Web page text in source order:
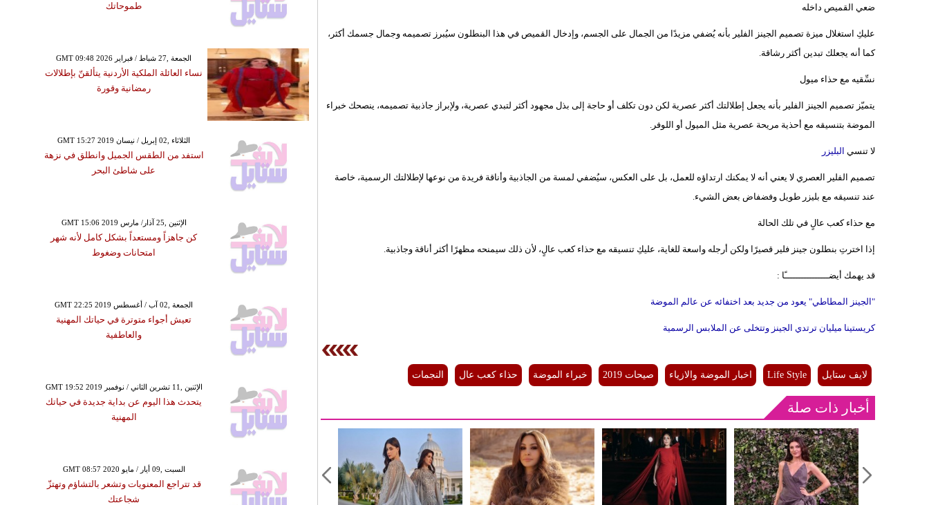
ضعي القميص داخله
عليكِ استغلال ميزة تصميم الجينز الفلير بأنه يُضفي مزيدًا من الجمال على الجسم، وإدخال القميص في هذا البنطلون سيُبرز تصميمه وجمال جسمك أكثر،
كما أنه يجعلك تبدين أكثر رشاقة.
نسِّقيه مع حذاء ميول
يتميّز تصميم الجينز الفلير بأنه يجعل إطلالتك أكثر عصرية لكن دون تكلف أو حاجة إلى بذل مجهود أكثر لتبدي عصرية، ولإبراز جاذبية تصميمه، ينصحك خبراء
الموضة بتنسيقه مع أحذية مريحة عصرية مثل الميول أو اللوفر.
لا تنسي البليزر
تصميم الفلير العصري لا يعني أنه لا يمكنك ارتداؤه للعمل، بل على العكس، سيُضفي لمسة من الجاذبية وأناقة فريدة من نوعها لإطلالتك الرسمية، خاصة
عند تنسيقه مع بليزر طويل وفضفاض بعض الشيء.
مع حذاء كعب عالٍ في تلك الحالة
إذا اخترتِ بنطلون جينز فلير قصيرًا ولكن أرجله واسعة للغاية، عليكِ تنسيقه مع حذاء كعب عالٍ، لأن ذلك سيمنحه مظهرًا أكثر أناقة وجاذبية.
قد يهمك أيضــــــــــــــــًا :
"الجينز المطاطي" يعود من جديد بعد اختفائه عن عالم الموضة
كريستينا ميليان ترتدي الجينز وتتخلى عن الملابس الرسمية
لايف ستايل Life Style اخبار الموضة والازياء صيحات 2019 خبراء الموضة حذاء كعب عال النجمات
أخبار ذات صلة
طموحاتك
GMT 09:48 2026 الجمعة ,27 شباط / فبراير
نساء العائلة الملكية الأردنية يتألقنّ بإطلالات
رمضانية وقورة
GMT 15:27 2019 الثلاثاء ,02 إبريل / نيسان
استفد من الطقس الجميل وانطلق في نزهة
على شاطئ البحر
GMT 15:06 2019 الإثنين ,25 آذار/ مارس
كن جاهزاً ومستعداً بشكل كامل لأنه شهر
امتحانات وضغوط
GMT 22:25 2019 الجمعة ,02 آب / أغسطس
تعيش أجواء متوترة في حياتك المهنية
والعاطفية
GMT 19:52 2019 الإثنين ,11 تشرين الثاني / نوفمبر
يتحدث هذا اليوم عن بداية جديدة في حياتك
المهنية
GMT 08:57 2020 السبت ,09 أيار / مايو
قد تتراجع المعنويات وتشعر بالتشاؤم وتهتزّ
شجاعتك